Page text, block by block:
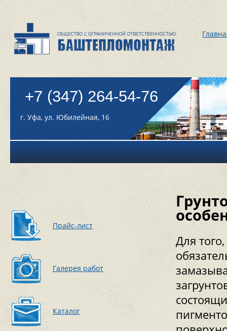
+7 (347) 264-54-76
г. Уфа, ул. Юбилейная, 16
Прайс-лист
Галерея работ
Каталог
Для